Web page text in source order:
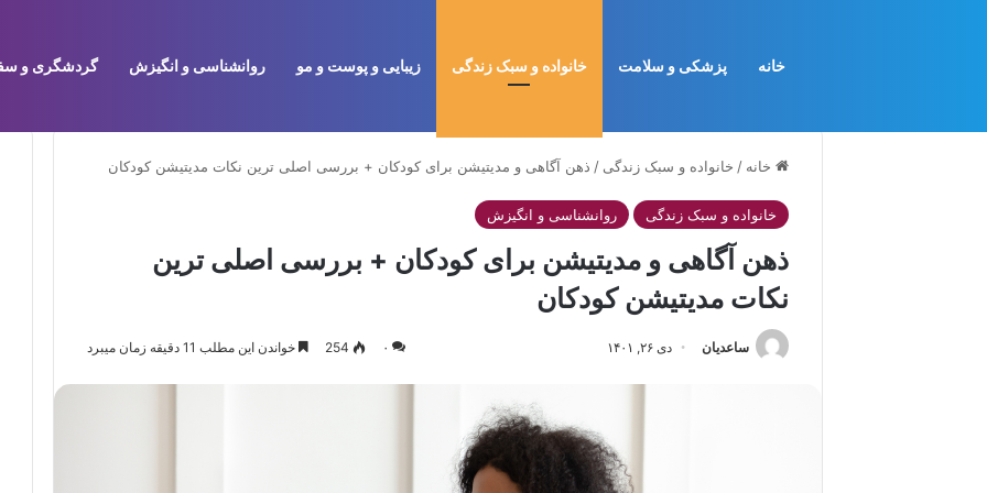
خانه پزشکی و سلامت خانواده و سبک زندگی زیبایی و پوست و مو روانشناسی و انگیزش گردشگری و
خانه / خانواده و سبک زندگی / ذهن آگاهی و مدیتیشن برای کودکان + بررسی اصلی ترین نکات مدیتیشن کودکان
خانواده و سبک زندگی روانشناسی و انگیزش
ذهن آگاهی و مدیتیشن برای کودکان + بررسی اصلی ترین
نکات مدیتیشن کودکان
ساعدیان دی ۲۶, ۱۴۰۱ ۰ 254 خواندن این مطلب 11 دقیقه زمان میبرد